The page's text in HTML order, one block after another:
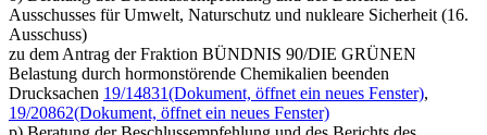
Ausschusses für Umwelt, Naturschutz und nukleare Sicherheit (16.
Ausschuss)
zu dem Antrag der Fraktion BÜNDNIS 90/DIE GRÜNEN
Belastung durch hormonstörende Chemikalien beenden
Drucksachen 19/14831(Dokument, öffnet ein neues Fenster),
19/20862(Dokument, öffnet ein neues Fenster)